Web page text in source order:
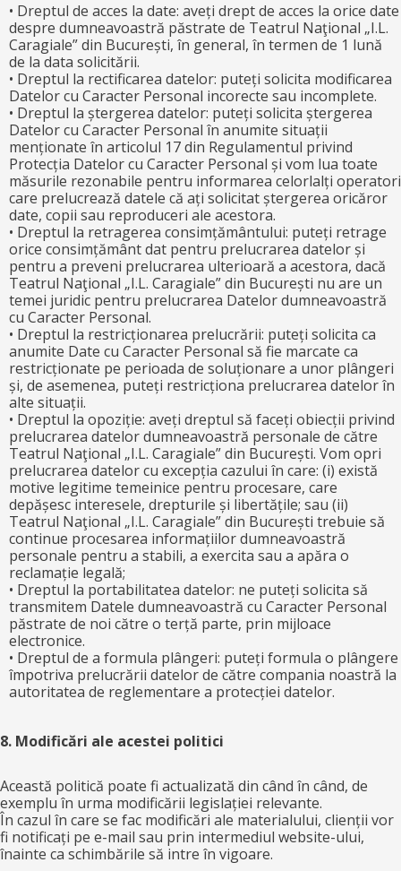
• Dreptul de acces la date: aveți drept de acces la orice date
despre dumneavoastră păstrate de Teatrul Naţional „I.L.
Caragiale” din București, în general, în termen de 1 lună
de la data solicitării.
• Dreptul la rectificarea datelor: puteți solicita modificarea
Datelor cu Caracter Personal incorecte sau incomplete.
• Dreptul la ștergerea datelor: puteți solicita ștergerea
Datelor cu Caracter Personal în anumite situații
menționate în articolul 17 din Regulamentul privind
Protecția Datelor cu Caracter Personal și vom lua toate
măsurile rezonabile pentru informarea celorlalți operatori
care prelucrează datele că ați solicitat ștergerea oricăror
date, copii sau reproduceri ale acestora.
• Dreptul la retragerea consimțământului: puteți retrage
orice consimțământ dat pentru prelucrarea datelor și
pentru a preveni prelucrarea ulterioară a acestora, dacă
Teatrul Naţional „I.L. Caragiale” din București nu are un
temei juridic pentru prelucrarea Datelor dumneavoastră
cu Caracter Personal.
• Dreptul la restricționarea prelucrării: puteți solicita ca
anumite Date cu Caracter Personal să fie marcate ca
restricționate pe perioada de soluționare a unor plângeri
și, de asemenea, puteți restricționa prelucrarea datelor în
alte situații.
• Dreptul la opoziție: aveți dreptul să faceți obiecții privind
prelucrarea datelor dumneavoastră personale de către
Teatrul Naţional „I.L. Caragiale” din București. Vom opri
prelucrarea datelor cu excepția cazului în care: (i) există
motive legitime temeinice pentru procesare, care
depășesc interesele, drepturile și libertățile; sau (ii)
Teatrul Naţional „I.L. Caragiale” din București trebuie să
continue procesarea informațiilor dumneavoastră
personale pentru a stabili, a exercita sau a apăra o
reclamație legală;
• Dreptul la portabilitatea datelor: ne puteți solicita să
transmitem Datele dumneavoastră cu Caracter Personal
păstrate de noi către o terță parte, prin mijloace
electronice.
• Dreptul de a formula plângeri: puteți formula o plângere
împotriva prelucrării datelor de către compania noastră la
autoritatea de reglementare a protecției datelor.
8. Modificări ale acestei politici
Această politică poate fi actualizată din când în când, de
exemplu în urma modificării legislației relevante.
În cazul în care se fac modificări ale materialului, clienții vor
fi notificați pe e-mail sau prin intermediul website-ului,
înainte ca schimbările să intre în vigoare.